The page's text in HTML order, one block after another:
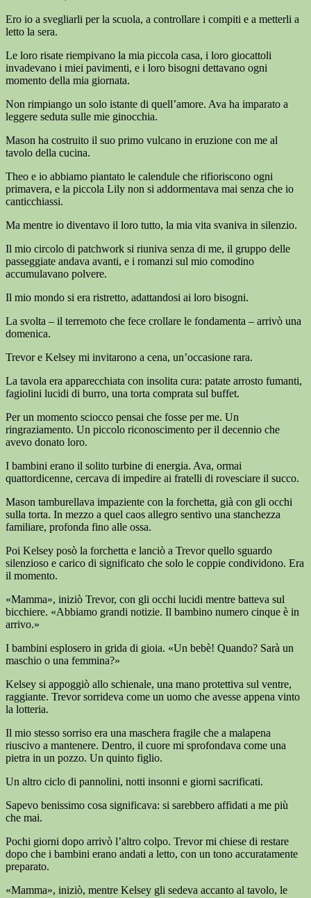
Ero io a svegliarli per la scuola, a controllare i compiti e a metterli a
letto la sera.
Le loro risate riempivano la mia piccola casa, i loro giocattoli
invadevano i miei pavimenti, e i loro bisogni dettavano ogni
momento della mia giornata.
Non rimpiango un solo istante di quell’amore. Ava ha imparato a
leggere seduta sulle mie ginocchia.
Mason ha costruito il suo primo vulcano in eruzione con me al
tavolo della cucina.
Theo e io abbiamo piantato le calendule che rifioriscono ogni
primavera, e la piccola Lily non si addormentava mai senza che io
canticchiassi.
Ma mentre io diventavo il loro tutto, la mia vita svaniva in silenzio.
Il mio circolo di patchwork si riuniva senza di me, il gruppo delle
passeggiate andava avanti, e i romanzi sul mio comodino
accumulavano polvere.
Il mio mondo si era ristretto, adattandosi ai loro bisogni.
La svolta – il terremoto che fece crollare le fondamenta – arrivò una
domenica.
Trevor e Kelsey mi invitarono a cena, un’occasione rara.
La tavola era apparecchiata con insolita cura: patate arrosto fumanti,
fagiolini lucidi di burro, una torta comprata sul buffet.
Per un momento sciocco pensai che fosse per me. Un
ringraziamento. Un piccolo riconoscimento per il decennio che
avevo donato loro.
I bambini erano il solito turbine di energia. Ava, ormai
quattordicenne, cercava di impedire ai fratelli di rovesciare il succo.
Mason tamburellava impaziente con la forchetta, già con gli occhi
sulla torta. In mezzo a quel caos allegro sentivo una stanchezza
familiare, profonda fino alle ossa.
Poi Kelsey posò la forchetta e lanciò a Trevor quello sguardo
silenzioso e carico di significato che solo le coppie condividono. Era
il momento.
«Mamma», iniziò Trevor, con gli occhi lucidi mentre batteva sul
bicchiere. «Abbiamo grandi notizie. Il bambino numero cinque è in
arrivo.»
I bambini esplosero in grida di gioia. «Un bebè! Quando? Sarà un
maschio o una femmina?»
Kelsey si appoggiò allo schienale, una mano protettiva sul ventre,
raggiante. Trevor sorrideva come un uomo che avesse appena vinto
la lotteria.
Il mio stesso sorriso era una maschera fragile che a malapena
riuscivo a mantenere. Dentro, il cuore mi sprofondava come una
pietra in un pozzo. Un quinto figlio.
Un altro ciclo di pannolini, notti insonni e giorni sacrificati.
Sapevo benissimo cosa significava: si sarebbero affidati a me più
che mai.
Pochi giorni dopo arrivò l’altro colpo. Trevor mi chiese di restare
dopo che i bambini erano andati a letto, con un tono accuratamente
preparato.
«Mamma», iniziò, mentre Kelsey gli sedeva accanto al tavolo, le